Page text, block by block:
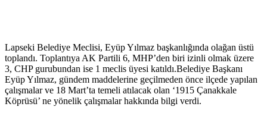
Lapseki Belediye Meclisi, Eyüp Yılmaz başkanlığında olağan üstü
toplandı. Toplantıya AK Partili 6, MHP’den biri izinli olmak üzere
3, CHP gurubundan ise 1 meclis üyesi katıldı.Belediye Başkanı
Eyüp Yılmaz, gündem maddelerine geçilmeden önce ilçede yapılan
çalışmalar ve 18 Mart’ta temeli atılacak olan ‘1915 Çanakkale
Köprüsü’ ne yönelik çalışmalar hakkında bilgi verdi.